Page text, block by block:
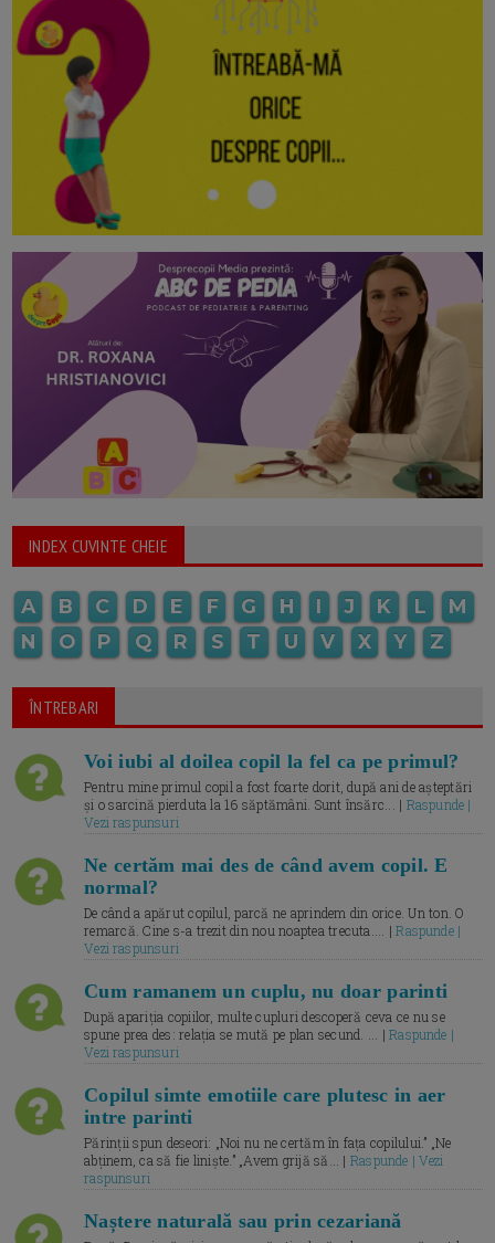
INDEX CUVINTE CHEIE
A B C D E F G H I J K L
M
N
O P Q R S T U V X Y Z
ÎNTREBARI
Voi iubi al doilea copil la fel ca pe primul?
Pentru mine primul copil a fost foarte dorit, după ani de așteptări
și o sarcină pierduta la 16 săptămâni. Sunt însărc... | Raspunde |
Vezi raspunsuri
Ne certăm mai des de când avem copil. E
normal?
De când a apărut copilul, parcă ne aprindem din orice. Un ton. O
remarcă. Cine s-a trezit din nou noaptea trecuta.... |Raspunde |
Vezi raspunsuri
Cum ramanem un cuplu, nu doar parinti
După apariția copiilor, multe cupluri descoperă ceva ce nu se
spune prea des: relația se mută pe plan secund. ... |Raspunde |
Vezi raspunsuri
Copilul simte emotiile care plutesc in aer
intre parinti
Părinții spun deseori: „Noi nu ne certăm în fața copilului.” „Ne
abținem, ca să fie liniște.” „Avem grijă să... | Raspunde | Vezi
raspunsuri
Naștere naturală sau prin cezariană